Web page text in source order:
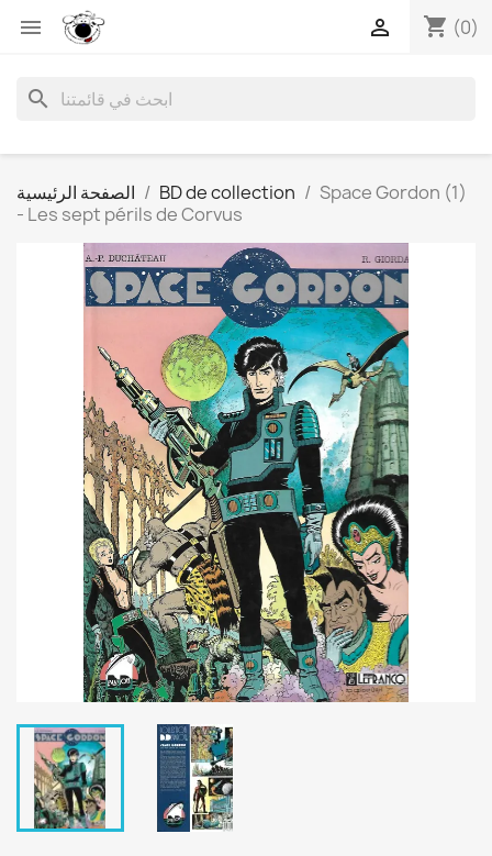
 shopping_cart (0)

search
الصفحة الرئيسية BD de collection
Space Gordon (1)
- Les sept périls de Corvus